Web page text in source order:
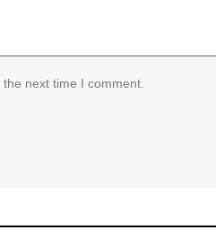
next time I comment.